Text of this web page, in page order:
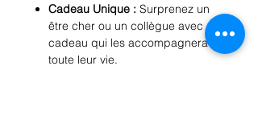
Cadeau Unique : Surprenez un
être cher ou un collègue avec un
cadeau qui les accompagnera
toute leur vie.